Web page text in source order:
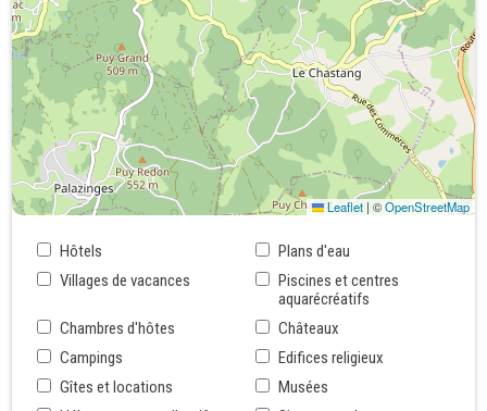
Leaflet | ©OpenStreetMap
Hôtels
Plans d'eau
Villages de vacances
Piscines et centres
aquarécréatifs
Chambres d'hôtes
Châteaux
Campings
Edifices religieux
Gîtes et locations
Musées